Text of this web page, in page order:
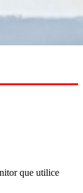
que utilice